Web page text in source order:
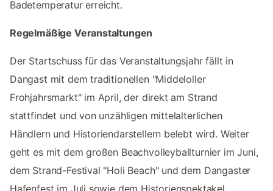
Badetemperatur erreicht.
Regelmäßige Veranstaltungen
Der Startschuss für das Veranstaltungsjahr fällt in
Dangast mit dem traditionellen "Middeloller
Frohjahrsmarkt" im April, der direkt am Strand
stattfindet und von unzähligen mittelalterlichen
Händlern und Historiendarstellern belebt wird. Weiter
geht es mit dem großen Beachvolleyballturnier im Juni,
dem Strand-Festival "Holi Beach" und dem Dangaster